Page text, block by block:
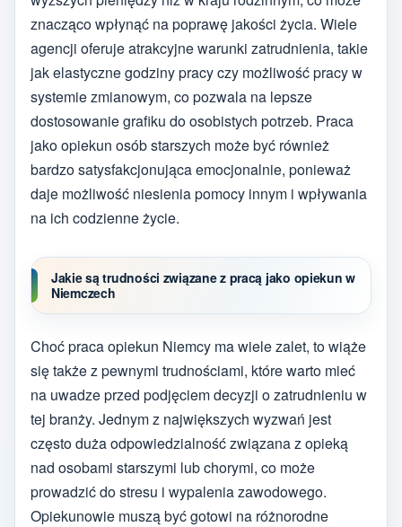
znacząco wpłynąć na poprawę jakości życia. Wiele
agencji oferuje atrakcyjne warunki zatrudnienia, takie
jak elastyczne godziny pracy czy możliwość pracy w
systemie zmianowym, co pozwala na lepsze
dostosowanie grafiku do osobistych potrzeb. Praca
jako opiekun osób starszych może być również
bardzo satysfakcjonująca emocjonalnie, ponieważ
daje możliwość niesienia pomocy innym i wpływania
na ich codzienne życie.
Jakie są trudności związane z pracą jako opiekun w
Niemczech
Choć praca opiekun Niemcy ma wiele zalet, to wiąże
się także z pewnymi trudnościami, które warto mieć
na uwadze przed podjęciem decyzji o zatrudnieniu w
tej branży. Jednym z największych wyzwań jest
często duża odpowiedzialność związana z opieką
nad osobami starszymi lub chorymi, co może
prowadzić do stresu i wypalenia zawodowego.
Opiekunowie muszą być gotowi na różnorodne